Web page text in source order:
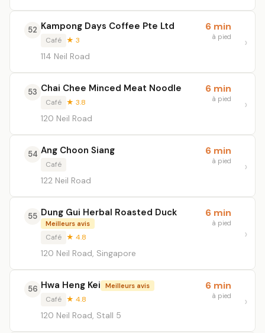
52 Kampong Days Coffee Pte Ltd
Café ★ 3
114 Neil Road
6 min
à pied
53 Chai Chee Minced Meat Noodle
Café ★ 3.8
120 Neil Road
6 min
à pied
54 Ang Choon Siang
Café
122 Neil Road
6 min
à pied
55 Dung Gui Herbal Roasted Duck
Meilleurs avis
Café ★ 4.8
120 Neil Road, Singapore
6 min
à pied
56 Hwa Heng Kei Meilleurs avis
Café ★ 4.8
120 Neil Road, Stall 5
6 min
à pied